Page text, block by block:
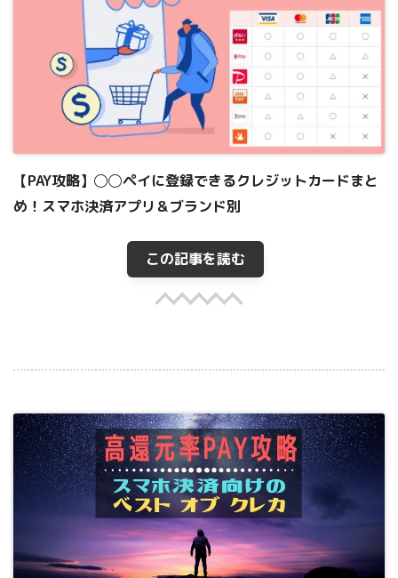
【PAY攻略】◯◯ペイに登録できるクレジットカードまと
め！スマホ決済アプリ＆ブランド別
この記事を読む